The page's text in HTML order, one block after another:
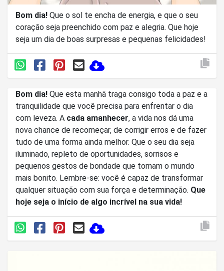
Bom dia! Que o sol te encha de energia, e que o seu
coração seja preenchido com paz e alegria. Que hoje
seja um dia de boas surpresas e pequenas felicidades!
Bom dia! Que esta manhã traga consigo toda a paz e a
tranquilidade que você precisa para enfrentar o dia
com leveza. A cada amanhecer, a vida nos dá uma
nova chance de recomeçar, de corrigir erros e de fazer
tudo de uma forma ainda melhor. Que o seu dia seja
iluminado, repleto de oportunidades, sorrisos e
pequenos gestos de bondade que tornam o mundo
mais bonito. Lembre-se: você é capaz de transformar
qualquer situação com sua força e determinação. Que
hoje seja o início de algo incrível na sua vida!